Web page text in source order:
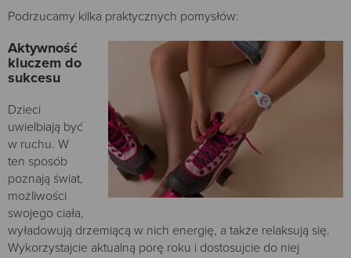
Podrzucamy kilka praktycznych pomysłów:
Aktywność
kluczem do
sukcesu
Dzieci
uwielbiają być
w ruchu. W
ten sposób
poznają świat,
możliwości
swojego ciała,
wyładowują drzemiącą w nich energię, a także relaksują się.
Wykorzystajcie aktualną porę roku i dostosujcie do niej